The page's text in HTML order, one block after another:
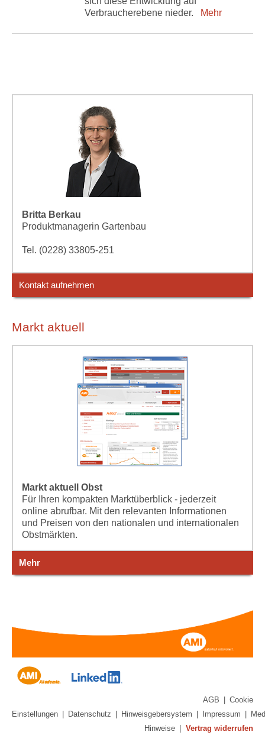
Verbraucherebene nieder.
Mehr
Britta Berkau
Produktmanagerin Gartenbau
Tel. (0228) 33805-251
Kontakt aufnehmen
Markt aktuell
Markt aktuell Obst
Für Ihren kompakten Marktüberblick - jederzeit
online abrufbar. Mit den relevanten Informationen
und Preisen von den nationalen und internationalen
Obstmärkten.
Mehr
AGB
Cookie
Einstellungen
Datenschutz Hinweisgebersystem Impressum
Hinweise
Vertrag widerrufen